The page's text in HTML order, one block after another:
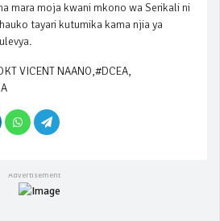
mara moja kwani mkono wa Serikali ni
tayari kutumika kama njia ya
VICENT NAANO,#DCEA,